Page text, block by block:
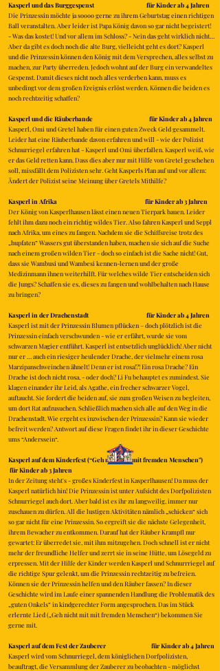
Kasperl und das Burggespenst für Kinder ab 4 Jahren
Die Prinzessin möchte ja soooo gerne zu ihrem Geburtstag einen richtigen
Ball veranstalten. Aber leider ist Papa König davon so gar nicht begeistert!
- Was das kostet! Und vor allem im Schloss? - Nein das geht wirklich nicht…
Aber da gibt es doch noch die alte Burg, vielleicht geht es dort? Kasperl
und die Prinzessin können den König mit dem Versprechen, alles selbst zu
machen, zur Party überreden. Jedoch wohnt auf der Burg ein verwandeltes
Gespenst. Damit dieses nicht noch alles verderben kann, muss es
unbedingt vor dem großen Ereignis erlöst werden. Können die beiden es
noch rechtzeitig schaffen?
Kasperl und die Räuberbande für Kinder ab 4 Jahren
Kasperl, Omi und Gretel haben für einen guten Zweck Geld gesammelt.
Leider hat eine Räuberbande davon erfahren und will - wie der Polizist
Schnurriegel erfahren hat - Kasperl und Omi überfallen. Kasperl weiß, wie
er das Geld retten kann. Dass dies aber nur mit Hilfe von Gretel geschehen
soll, missfällt dem Polizisten sehr. Geht Kasperls Plan auf und vor allem:
Ändert der Polizist seine Meinung über Gretels Mithilfe?
Kasperl in Afrika für Kinder ab 3 Jahren
Der König von Kasperlhausen lässt einen neuen Tierpark bauen. Leider
fehlt ihm dazu noch ein richtig wildes Tier. Also fahren Kasperl und Seppl
nach Afrika, um eines zu fangen. Nachdem sie die Schiffsreise trotz des
„hupfaten” Wassers gut überstanden haben, machen sie sich auf die Suche
nach einem großen wilden Tier - doch so einfach ist die Sache nicht! Gut,
dass sie Wambusi und Wambesi kennen-lernen und der große
Medizinmann ihnen weiterhilft. Für welches wilde Tier entscheiden sich
die Jungs? Schaffen sie es, dieses zu fangen und wohlbehalten nach Hause
zu bringen?
Kasperl in der Drachenstadt für Kinder ab 4 Jahren
Kasperl ist mit der Prinzessin Blumen pflücken – doch plötzlich ist die
Prinzessin einfach verschwunden - wie er erfährt, wurde sie vom
schwarzen Magier entführt. Kasperl ist entsetzlich unglücklich! Aber nicht
nur er … auch ein riesiger heulender Drache, der vielmehr einem rosa
Marzipanschweinchen ähnelt! Denn er ist rosa!?! Ein rosa Drache? Ein
Drache ist doch nicht rosa, - oder doch? Li Fu behauptet es zumindest. Sie
klagen einander ihr Leid, als Agathe, ein frecher schwarzer Vogel,
auftaucht. Sie fordert die beiden auf, sie zum großen Weisen zu begleiten,
um dort Rat aufzusuchen. Schließlich machen sich alle auf den Weg in die
Drachenstadt. Wie ergeht es inzwischen der Prinzessin? Kann sie wieder
befreit werden? Antwort auf diese Fragen findet ihr in dieser Geschichte
ums “Anderssein“.
Kasperl auf dem Kinderfest (“Geh nicht mit mit fremden Menschen")
für Kinder ab 3 Jahren
In der Zeitung steht's - großes Kinderfest in Kasperlhausen! Da muss der
Kasperl natürlich hin! Die Prinzessin ist unter Aufsicht des Dorfpolizisten
Schnurriegel auch dort. Aber bald ist es ihr zu langweilig, immer nur
zuschauen zu dürfen. All die lustigen Aktivitäten nämlich „schicken“ sich
so gar nicht für eine Prinzessin. So ergreift sie die nächste Gelegenheit,
ihrem Bewacher zu entkommen. Darauf hat der Räuber Krampfl nur
gewartet: Er überredet sie, mit ihm mitzugehen. Doch schnell ist er nicht
mehr der freundliche Helfer und zerrt sie in seine Hütte, um Lösegeld zu
erpressen. Mit der Hilfe der Kinder werden Kasperl und Schnurrriegel auf
die richtige Spur gelenkt, um die Prinzessin rechtzeitig zu befreien.
Können sie der Prinzessin helfen und den Räuber fassen? In dieser
Geschichte wird im Laufe einer spannenden Handlung die Problematik des
„guten Onkels” in kindgerechter Form angesprochen. Das im Stück
erlernte Lied („Geh nicht mit mit fremden Menschen“) bekommen Sie
gerne mit.
Kasperl auf dem Fest der Zauberer für Kinder ab 4 Jahren
Kasperl wird vom Schnurriegel, dem königlichen Dorfpolizisten,
beauftragt, die Versammlung der Zauberer zu beobachten - möglichst